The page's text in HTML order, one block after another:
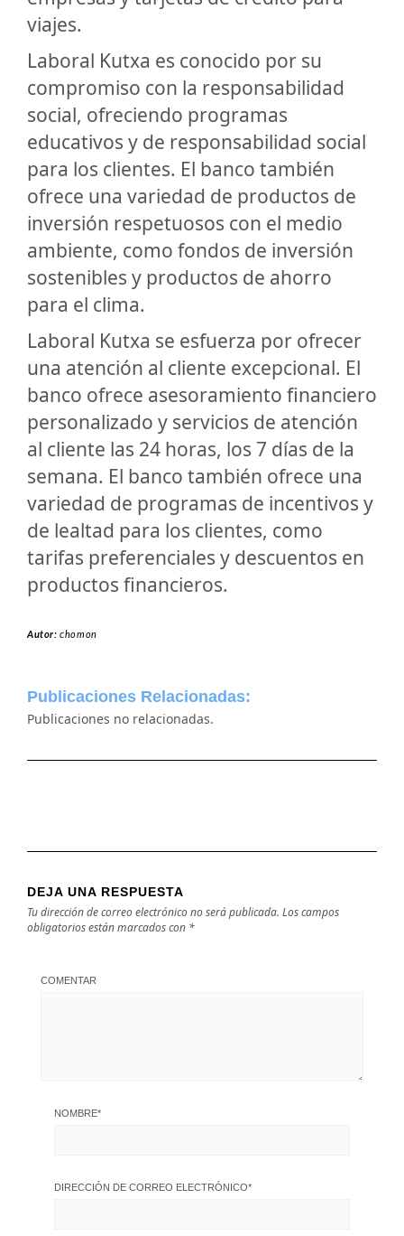
viajes.
Laboral Kutxa es conocido por su
compromiso con la responsabilidad
social, ofreciendo programas
educativos y de responsabilidad social
para los clientes. El banco también
ofrece una variedad de productos de
inversión respetuosos con el medio
ambiente, como fondos de inversión
sostenibles y productos de ahorro
para el clima.
Laboral Kutxa se esfuerza por ofrecer
una atención al cliente excepcional. El
banco ofrece asesoramiento financiero
personalizado y servicios de atención
al cliente las 24 horas, los 7 días de la
semana. El banco también ofrece una
variedad de programas de incentivos y
de lealtad para los clientes, como
tarifas preferenciales y descuentos en
productos financieros.
Autor:chomon
Publicaciones Relacionadas:
Publicaciones no relacionadas.
DEJA UNA RESPUESTA
Tu dirección de correo electrónico no será publicada. Los campos
obligatorios están marcados con *
COMENTAR
NOMBRE*
DIRECCIÓN DE CORREO ELECTRÓNICO*